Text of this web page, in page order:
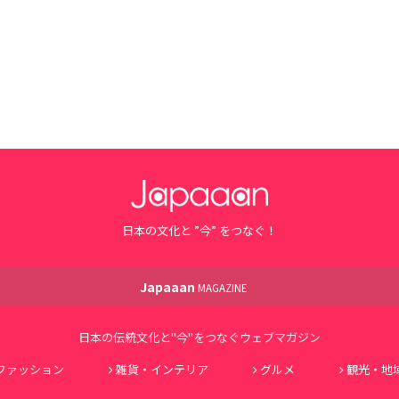
日本の文化と ”今” をつなぐ！
Japaaan MAGAZINE
日本の伝統文化と"今"をつなぐウェブマガジン
ァッション 雑貨・インテリア グルメ 観光・地